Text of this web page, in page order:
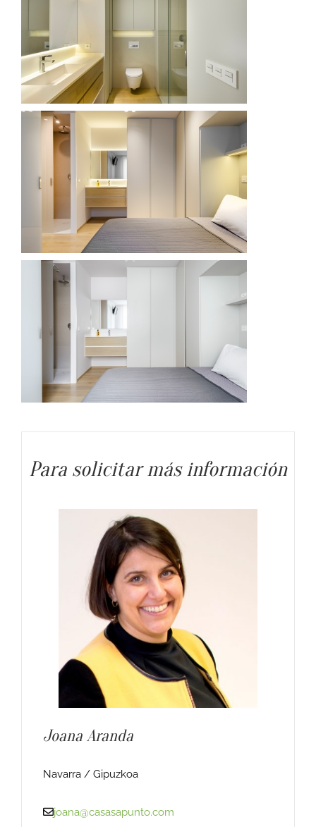
Para solicitar más información
Joana Aranda
Navarra / Gipuzkoa
joana@casasapunto.com